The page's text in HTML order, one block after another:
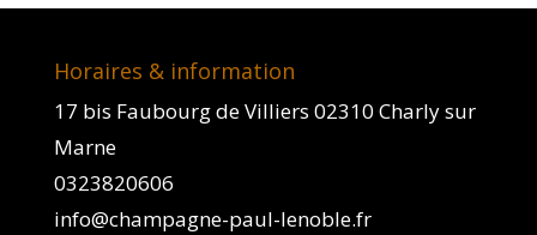
Horaires & information
17 bis Faubourg de Villiers 02310 Charly sur
Marne
0323820606
info@champagne-paul-lenoble.fr